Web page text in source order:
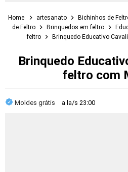
Home artesanato Bichinhos de
de Feltro
Brinquedos em feltro
feltro
Brinquedo Educativo
Brinquedo
feltro com
Moldes grátis a la/s 23:00